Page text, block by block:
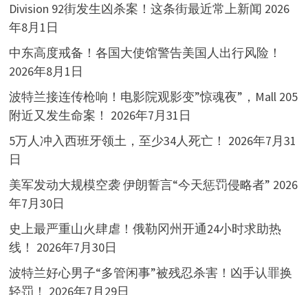
Division 92街发生凶杀案！这条街最近常上新闻 2026
年8月1日
中东高度戒备！各国大使馆警告美国人出行风险！
2026年8月1日
波特兰接连传枪响！电影院观影变”惊魂夜”，Mall 205
附近又发生命案！ 2026年7月31日
5万人冲入西班牙领土，至少34人死亡！ 2026年7月31
日
美军发动大规模空袭 伊朗誓言“今天惩罚侵略者” 2026
年7月30日
史上最严重山火肆虐！俄勒冈州开通24小时求助热
线！ 2026年7月30日
波特兰好心男子“多管闲事”被残忍杀害！凶手认罪换
轻罚！ 2026年7月29日